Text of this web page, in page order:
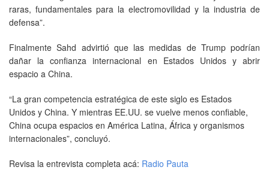
raras, fundamentales para la electromovilidad y la industria de
defensa”.
Finalmente Sahd advirtió que las medidas de Trump podrían
dañar la confianza internacional en Estados Unidos y abrir
espacio a China.
“La gran competencia estratégica de este siglo es Estados
Unidos y China. Y mientras EE.UU. se vuelve menos confiable,
China ocupa espacios en América Latina, África y organismos
internacionales”, concluyó.
Revisa la entrevista completa acá: Radio Pauta